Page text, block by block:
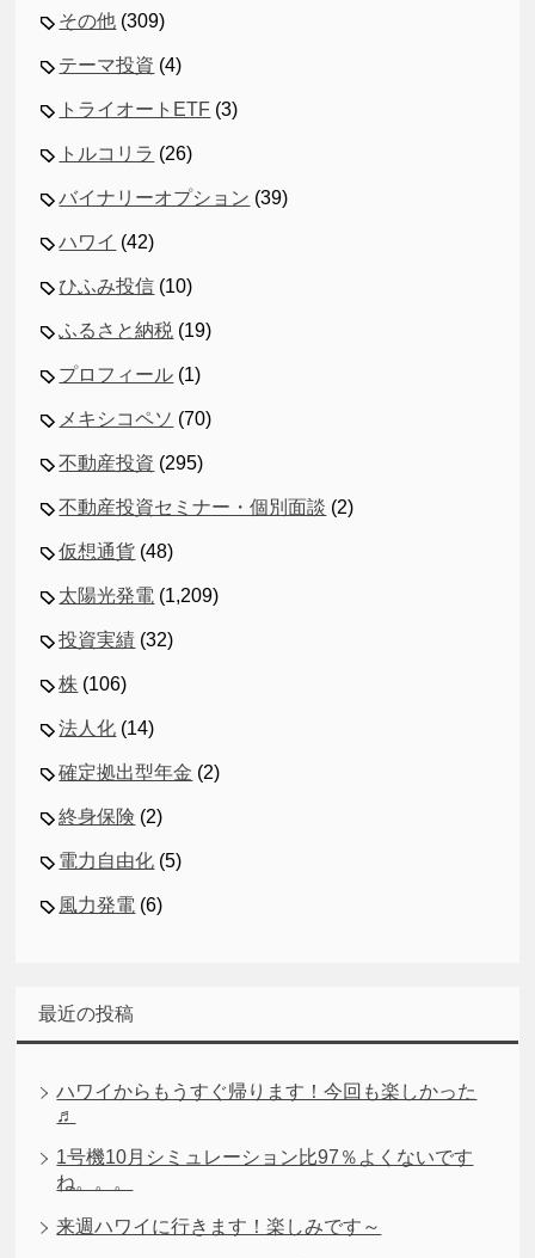
その他 (309)
テーマ投資 (4)
トライオートETF (3)
トルコリラ (26)
バイナリーオプション (39)
ハワイ (42)
ひふみ投信 (10)
ふるさと納税 (19)
プロフィール (1)
メキシコペソ (70)
不動産投資 (295)
不動産投資セミナー・個別面談 (2)
仮想通貨 (48)
太陽光発電 (1,209)
投資実績 (32)
株 (106)
法人化 (14)
確定拠出型年金 (2)
終身保険 (2)
電力自由化 (5)
風力発電 (6)
最近の投稿
ハワイからもうすぐ帰ります！今回も楽しかった
♬
1号機10月シミュレーション比97％よくないです
ね。。。
来週ハワイに行きます！楽しみです～